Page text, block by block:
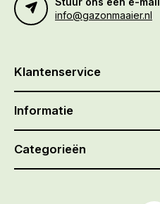
info@gazonmaaier.nl
Klantenservice
Informatie
Categorieën